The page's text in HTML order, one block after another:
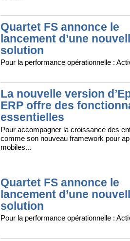
Quartet FS annonce le
lancement d’une
solution
Pour la performance opérationnelle :
La nouvelle version
ERP offre des
essentielles
Pour accompagner la croissance des
comme son nouveau framework pour
mobiles...
Quartet FS annonce le
lancement d’une
solution
Pour la performance opérationnelle :